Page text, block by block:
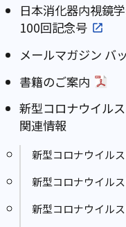
日本消化器内視鏡
100回記念号
メールマガジン バ
書籍のご案内
新型コロナウイルス
関連情報
新型コロナウイル
新型コロナウイル
新型コロナウイル